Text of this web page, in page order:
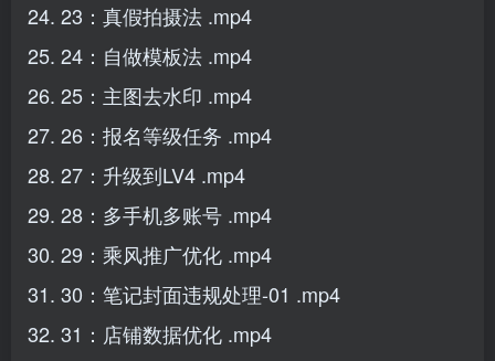
24. 23：真假拍摄法 .mp4
25. 24：自做模板法 .mp4
26. 25：主图去水印 .mp4
27. 26：报名等级任务 .mp4
28. 27：升级到LV4 .mp4
29. 28：多手机多账号 .mp4
30. 29：乘风推广优化 .mp4
31. 30：笔记封面违规处理-01 .mp4
32. 31：店铺数据优化 .mp4